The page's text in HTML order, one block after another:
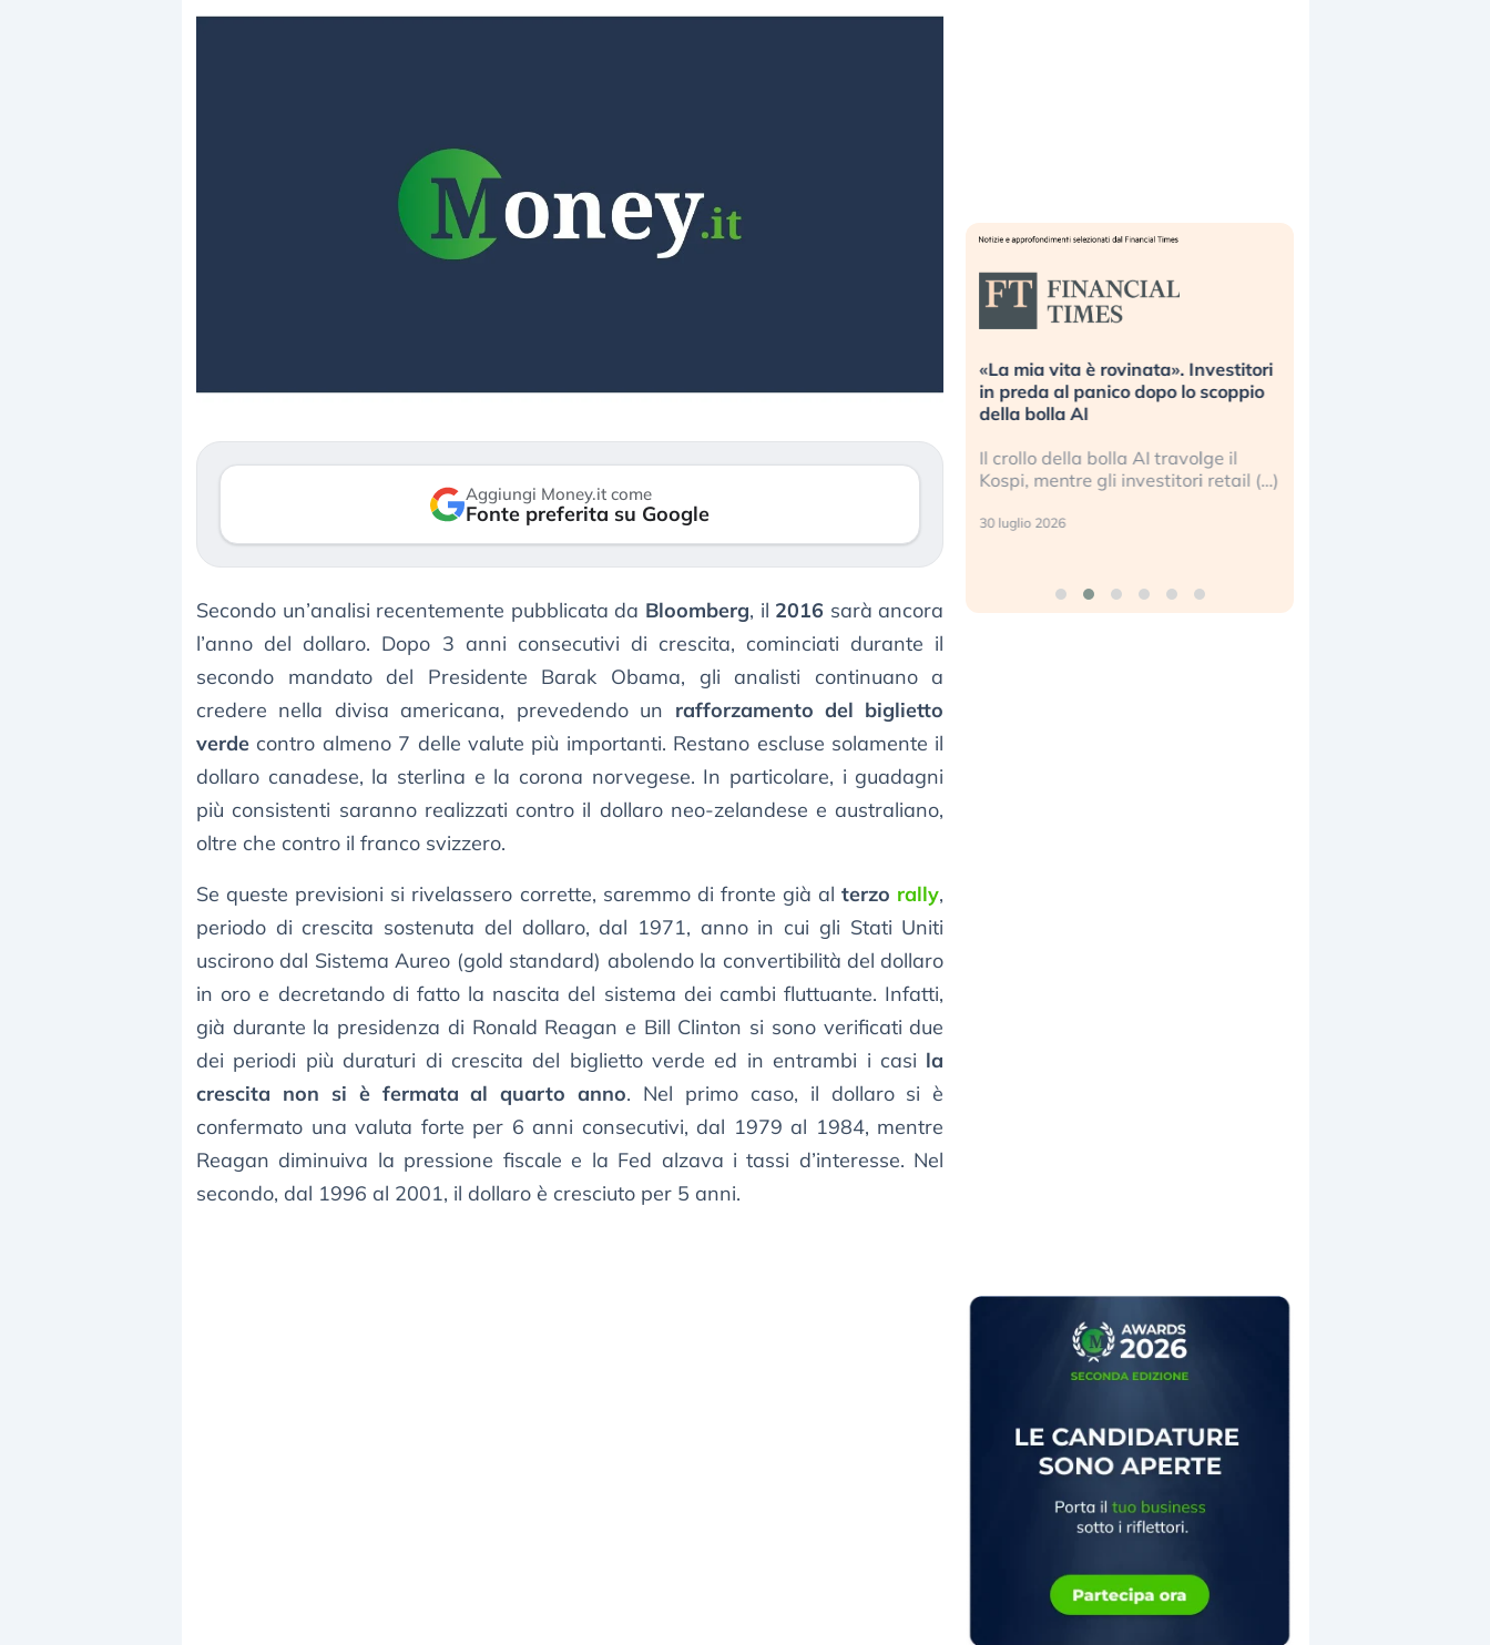
Aggiungi Money.it come
Fonte preferita su Google
Secondo un’analisi recentemente pubblicata da Bloomberg, il 2016 sarà ancora
l’anno del dollaro. Dopo 3 anni consecutivi di crescita, cominciati durante il
secondo mandato del Presidente Barak Obama, gli analisti continuano a
credere nella divisa americana, prevedendo un rafforzamento del biglietto
verde contro almeno 7 delle valute più importanti. Restano escluse solamente il
dollaro canadese, la sterlina e la corona norvegese. In particolare, i guadagni
più consistenti saranno realizzati contro il dollaro neo-zelandese e australiano,
oltre che contro il franco svizzero.
Se queste previsioni si rivelassero corrette, saremmo di fronte già alterzo rally,
periodo di crescita sostenuta del dollaro, dal 1971, anno in cui gli Stati Uniti
uscirono dal Sistema Aureo (gold standard) abolendo la convertibilità del dollaro
in oro e decretando di fatto la nascita del sistema dei cambi fluttuante. Infatti,
già durante la presidenza di Ronald Reagan e Bill Clinton si sono verificati due
dei periodi più duraturi di crescita del biglietto verde ed in entrambi i casi la
crescita non si è fermata al quarto anno. Nel primo caso, il dollaro si è
confermato una valuta forte per 6 anni consecutivi, dal 1979 al 1984, mentre
Reagan diminuiva la pressione fiscale e la Fed alzava i tassi d’interesse. Nel
secondo, dal 1996 al 2001, il dollaro è cresciuto per 5 anni.
correzione. Cosa sta guidando il
verso le (…)
3 agosto 2026
«La mia vita è rovinata». Investitori
in preda al panico dopo lo scoppio
Il crollo della bolla AI travolge il
Kospi, mentre gli investitori retail (…)
Quando la finanza pesa più
dell’economia reale. L’America sta
La ricchezza mondiale cresce, ma è
sempre più sganciata dall’economia